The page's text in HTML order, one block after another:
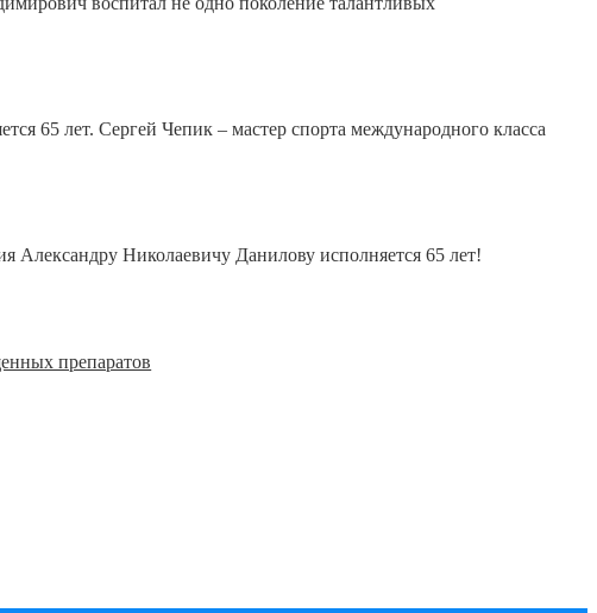
65 лет. Сергей Чепик – мастер спорта международного класса
Александру Николаевичу Данилову исполняется 65 лет!
препаратов